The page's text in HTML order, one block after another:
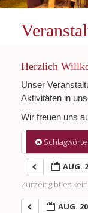
Herzlich
Unser
Aktivitäten in
Wir freuen uns
AUG.
Zurzeit gibt es
AUG.